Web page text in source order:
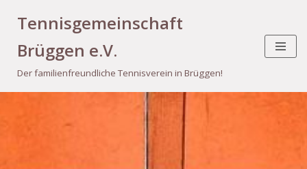
Inhalt
springen
Tennisgemeinschaft
Brüggen e.V.
Der familienfreundliche Tennisverein in Brüggen!